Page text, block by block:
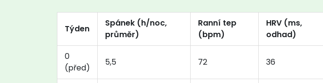
Týden
Spánek (h/noc,
průměr)
Ranní tep
(bpm)
HRV (ms,
odhad)
0
(před)
5,5 72 36